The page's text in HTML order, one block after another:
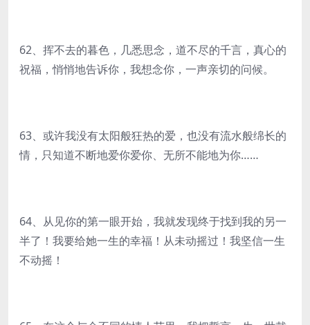
62、挥不去的暮色，几悉思念，道不尽的千言，真心的
祝福，悄悄地告诉你，我想念你，一声亲切的问候。
63、或许我没有太阳般狂热的爱，也没有流水般绵长的
情，只知道不断地爱你爱你、无所不能地为你……
64、从见你的第一眼开始，我就发现终于找到我的另一
半了！我要给她一生的幸福！从未动摇过！我坚信一生
不动摇！